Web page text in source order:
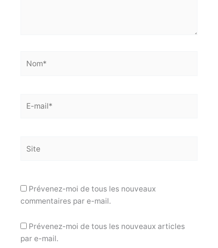
mail*
Prévenez-moi de tous les nouveaux
commentaires par e-mail.
Prévenez-moi de tous les nouveaux articles
par e-mail.